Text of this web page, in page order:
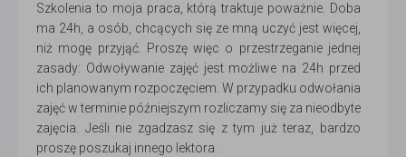
Szkolenia to moja praca, którą traktuje poważnie. Doba
ma 24h, a osób, chcących się ze mną uczyć jest więcej,
niż mogę przyjąć. Proszę więc o przestrzeganie jednej
zasady: Odwoływanie zajęć jest możliwe na 24h przed
ich planowanym rozpoczęciem. W przypadku odwołania
zajęć w terminie późniejszym rozliczamy się za nieodbyte
zajęcia. Jeśli nie zgadzasz się z tym już teraz, bardzo
proszę poszukaj innego lektora.